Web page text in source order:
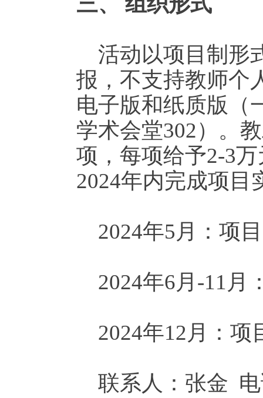
活动以项目制形
报，不支持教师个
电子版和纸质版（
学术会堂302）。
项，每项给予2-3
2024年内完成项目
2024年5月：项
2024年6月-11月
2024年12月：项
联系人：张金